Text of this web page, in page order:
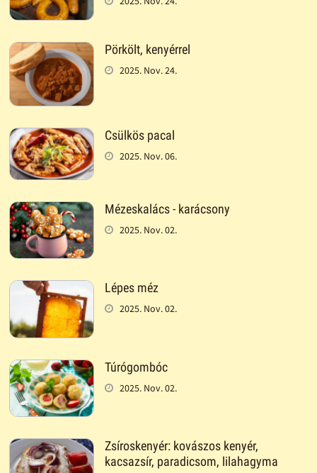
Pörkölt, kenyérrel
2025. Nov. 24.
Csülkös pacal
2025. Nov. 06.
Mézeskalács - karácsony
2025. Nov. 02.
Lépes méz
2025. Nov. 02.
Túrógombóc
2025. Nov. 02.
Zsíroskenyér: kovászos kenyér,
kacsazsír, paradicsom, lilahagyma